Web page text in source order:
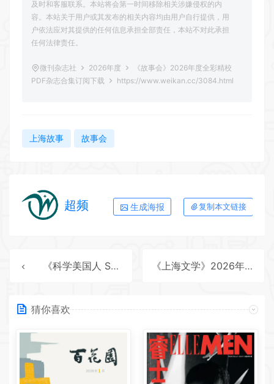
及时和客服联系。本站将会第一时间移除相关涉嫌侵权的内
容。本站关于用户或其发布的相关内容均由用户自行提供，用
户依法应对其提供的任何信息承担全部责任，本站不对此承担
任何法律责任。
微刊杂志社 2026年度
《故事会》2026年度全彩精校
PDF杂志合集订阅下载
https://www.weikan.cc/3084.html
上海故事 故事会
超频 生成海报 复制本文链接
《科学美国人 Scientific American》2026年度全彩精校PDF杂志合集订阅下载 《上海文学》2026年度全彩精校PDF杂志合集订阅下载
猜你喜欢